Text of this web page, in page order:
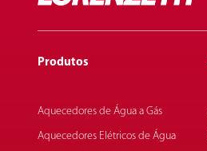
Produtos
Aquecedores de Água a Gás
Aquecedores Elétricos de Água